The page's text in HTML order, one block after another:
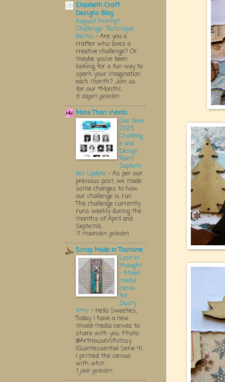
Elizabeth Craft
Designs Blog
August Prompt
Challenge- Technique
Remix - Are you a
crafter who loves a
creative challenge? Or
maybe you’ve been
looking for a fun way to
spark your imagination
each month? Join us
for our *Monthl...
6 dagen geleden
More Than Words
Our New
2025
Challeng
e and
Design
Team
Septem
ber Update - As per our
previous post, we made
some changes to how
our challenge is run.
The challenge currently
runs weekly during the
months of April and
Septemb...
11 maanden geleden
Scrap Made in Touraine
Lost in
thought
- Mixed
media
canva
for
Dusty
Attic - Hello Sweeties,
Today, I have a new
mixed-media canvas to
share with you. Photo:
@ArtHouseWhimsy
(Quintessential Serie 4)
I primed the canvas
with whit...
1 jaar geleden